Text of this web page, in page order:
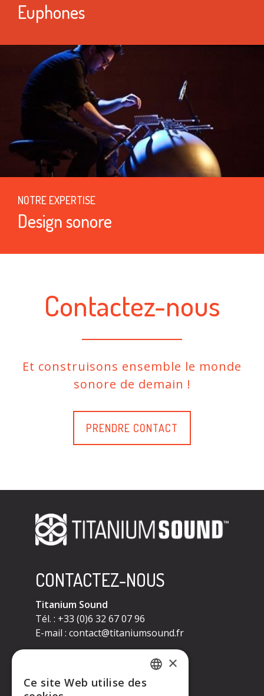
Euphones
NOTRE EXPERTISE
Design sonore
Contactez-nous
Et construisons ensemble le monde
sonore de demain !
PRENDRE CONTACT
CONTACTEZ-NOUS
Titanium Sound
Tél. : +33 (0)6 32 67 07 96
E-mail : contact@titaniumsound.fr
CONTACTEZ-NOUS
Titanium Sound
×
Ce site Web utilise des